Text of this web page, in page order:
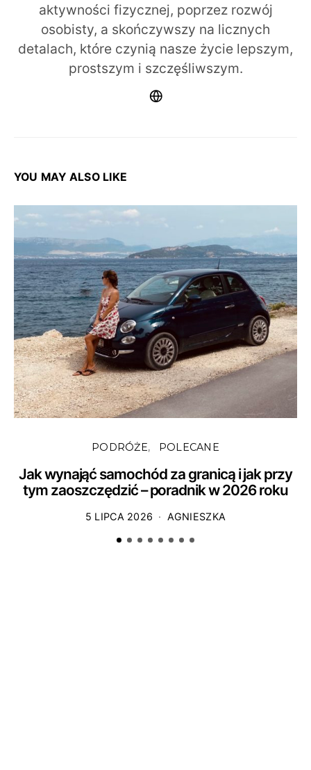
aktywności fizycznej, poprzez rozwój
osobisty, a skończywszy na licznych
detalach, które czynią nasze życie lepszym,
prostszym i szczęśliwszym.
YOU MAY ALSO LIKE
PODRÓŻE POLECANE
Jak wynająć samochód za granicą i jak przy
tym zaoszczędzić – poradnik w 2026 roku
5 LIPCA 2026 AGNIESZKA